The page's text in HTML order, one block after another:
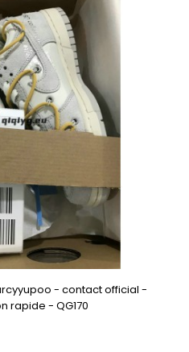
- contact official -
rapide - QG170